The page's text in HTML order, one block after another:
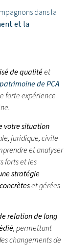
dans la
et la
de qualitéet
de PCA
forte expérience
votre situation
juridique, civile
et analyser
forts et les
stratégie
et gérées
relation de long
, permettant
changements de